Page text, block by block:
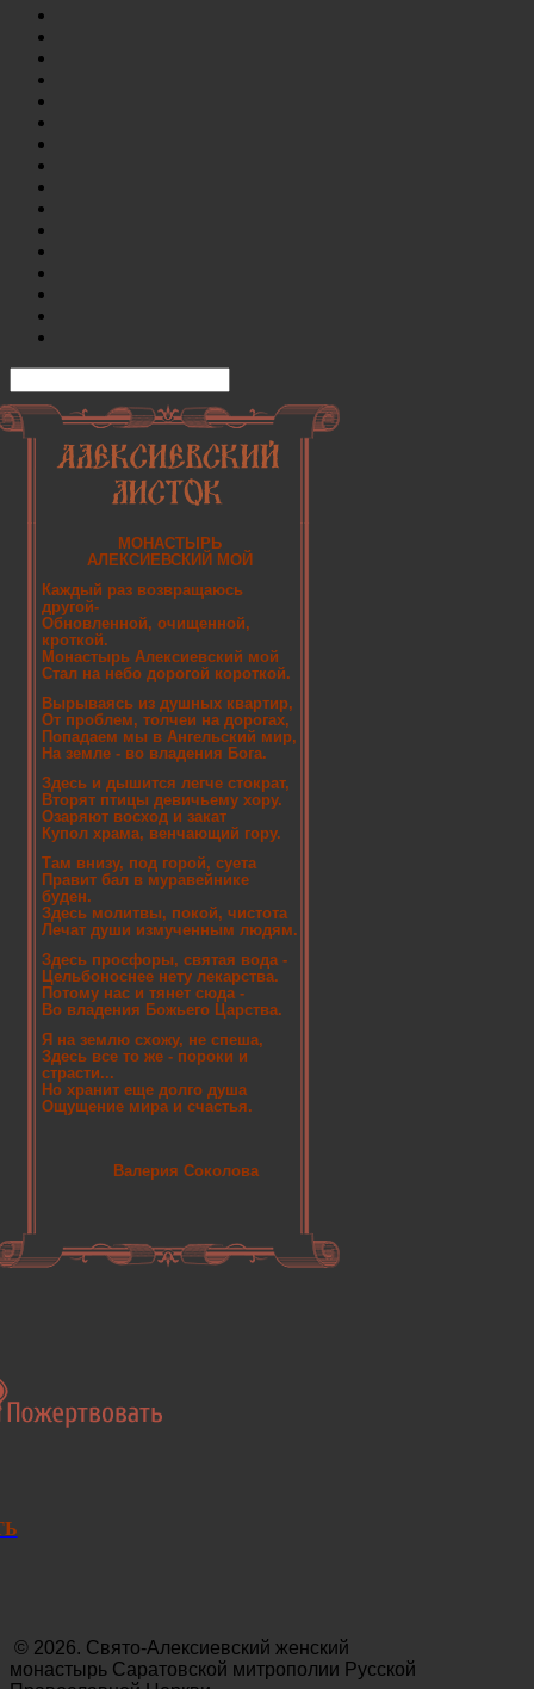
МОНАСТЫРЬ
АЛЕКСИЕВСКИЙ МОЙ
Каждый раз возвращаюсь
другой-
Обновленной, очищенной,
кроткой.
Монастырь Алексиевский мой
Стал на небо дорогой короткой.
Вырываясь из душных квартир,
От проблем, толчеи на дорогах,
Попадаем мы в Ангельский мир,
На земле - во владения Бога.
Здесь и дышится легче стократ,
Вторят птицы девичьему хору.
Озаряют восход и закат
Купол храма, венчающий гору.
Там внизу, под горой, суета
Правит бал в муравейнике
буден.
Здесь молитвы, покой, чистота
Лечат души измученным людям.
Здесь просфоры, святая вода -
Цельбоноснее нету лекарства.
Потому нас и тянет сюда -
Во владения Божьего Царства.
Я на землю схожу, не спеша,
Здесь все то же - пороки и
страсти...
Но хранит еще долго душа
Ощущение мира и счастья.
Валерия Соколова
© 2026. Свято-Алексиевский женский
монастырь Саратовской митрополии Русской